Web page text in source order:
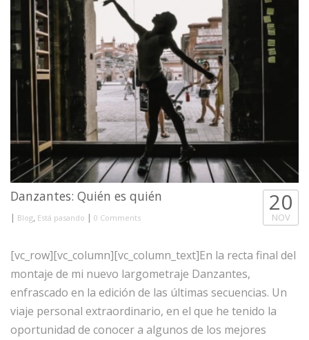
Danzantes: Quién es quién
| Blog, Está pasando | 0 Comments
20
NOV
[vc_row][vc_column][vc_column_text]En la recta final del
montaje de mi nuevo largometraje Danzantes,
enfrascado en la edición de las últimas secuencias. Un
viaje personal extraordinario, en el que he tenido la
oportunidad de conocer a algunos de los mejores